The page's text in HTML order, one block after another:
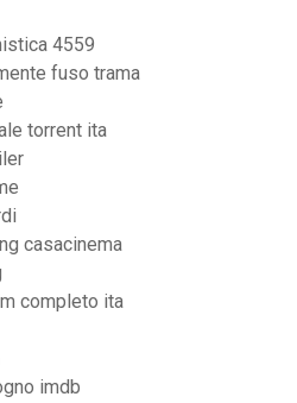
4559
fuso trama
torrent ita
casacinema
completo ita
imdb